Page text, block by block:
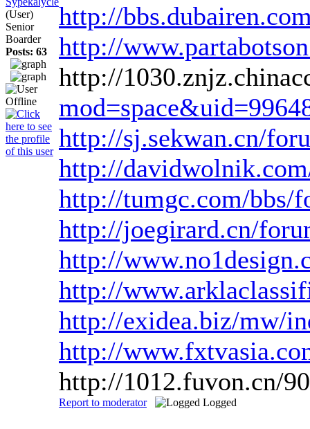
(User)
Senior
Boarder
Posts: 63
http://
http://
http://
http://sj.sekwan.cn/
http://
http://tumgc.com/bbs/
http://joegirard.cn/
http://
http://
http://exidea.biz/mw/
http://
http://1012.fuvon.cn/
Report to moderator Logged